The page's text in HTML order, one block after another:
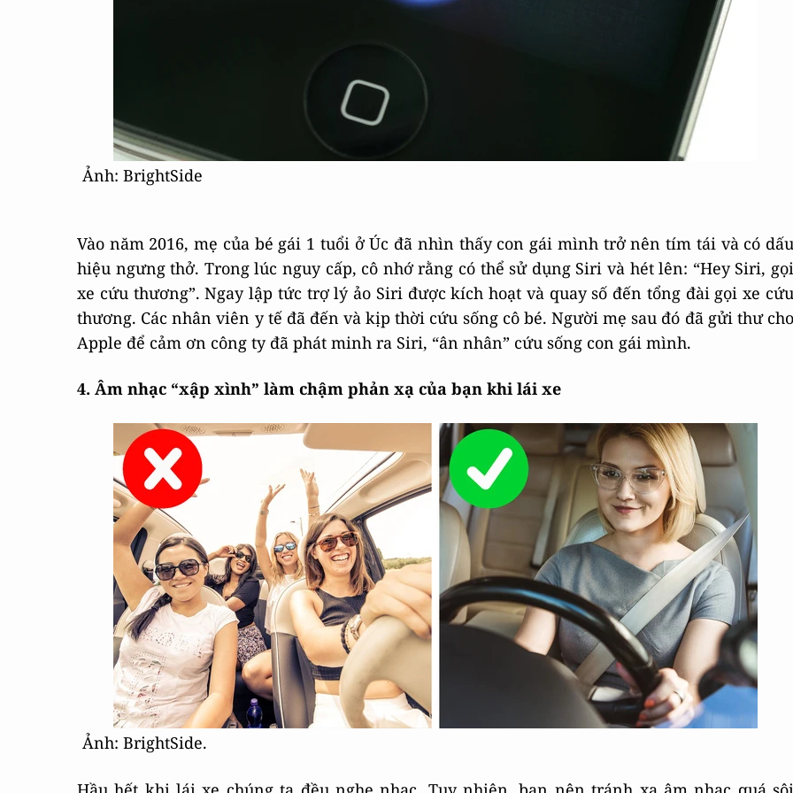
Ảnh: BrightSide
Vào năm 2016, mẹ của bé gái 1 tuổi ở Úc đã nhìn thấy con gái mình trở nên tím tái và có dấu
hiệu ngưng thở. Trong lúc nguy cấp, cô nhớ rằng có thể sử dụng Siri và hét lên: “Hey Siri, gọi
xe cứu thương”. Ngay lập tức trợ lý ảo Siri được kích hoạt và quay số đến tổng đài gọi xe cứu
thương. Các nhân viên y tế đã đến và kịp thời cứu sống cô bé. Người mẹ sau đó đã gửi thư cho
Apple để cảm ơn công ty đã phát minh ra Siri, “ân nhân” cứu sống con gái mình.
4. Âm nhạc “xập xình” làm chậm phản xạ của bạn khi lái xe
Ảnh: BrightSide.